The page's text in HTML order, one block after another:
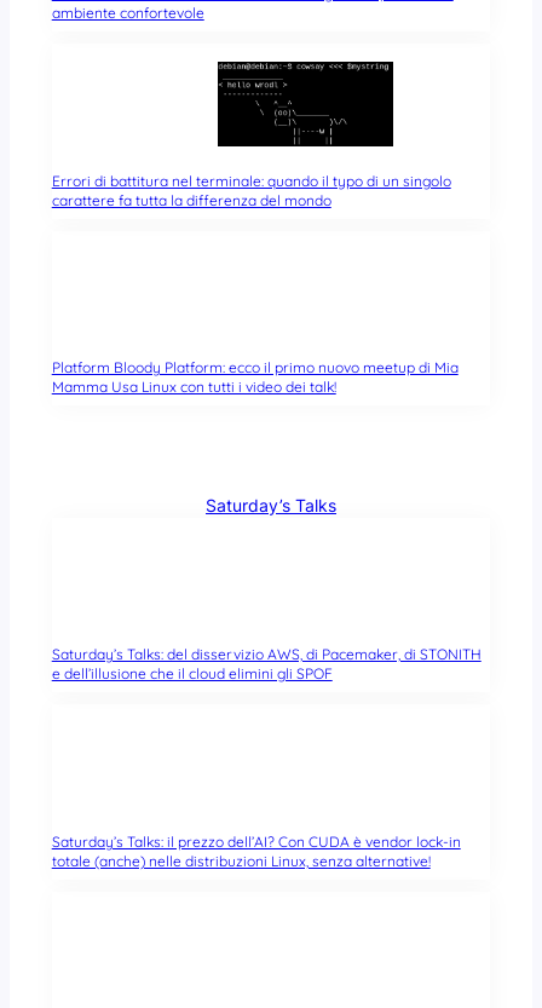
ambiente confortevole
Errori di battitura nel terminale: quando il typo di un singolo
carattere fa tutta la differenza del mondo
Platform Bloody Platform: ecco il primo nuovo meetup di Mia
Mamma Usa Linux con tutti i video dei talk!
Saturday’s Talks
Saturday’s Talks: del disservizio AWS, di Pacemaker, di STONITH
e dell’illusione che il cloud elimini gli SPOF
Saturday’s Talks: il prezzo dell’AI? Con CUDA è vendor lock-in
totale (anche) nelle distribuzioni Linux, senza alternative!